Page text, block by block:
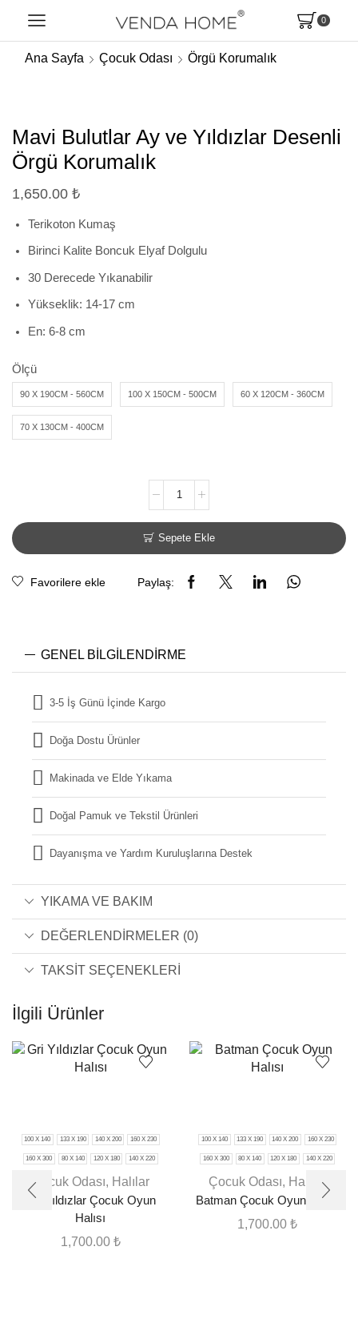
0
Ana Sayfa Çocuk Odası Örgü Korumalık
Mavi Bulutlar Ay ve Yıldızlar Desenli
Örgü Korumalık
1,650.00 ₺
Terikoton Kumaş
Birinci Kalite Boncuk Elyaf Dolgulu
30 Derecede Yıkanabilir
Yükseklik: 14-17 cm
En: 6-8 cm
Ölçü
90 X 190CM - 560CM 100 X 150CM - 500CM 60 X 120CM - 360CM
70 X 130CM - 400CM
Sepete Ekle
Favorilere ekle Paylaş:
GENEL BILGILENDIRME
3-5 İş Günü İçinde Kargo
Doğa Dostu Ürünler
Makinada ve Elde Yıkama
Doğal Pamuk ve Tekstil Ürünleri
Dayanışma ve Yardım Kuruluşlarına Destek
YIKAMA VE BAKIM
DEĞERLENDIRMELER (0)
TAKSIT SEÇENEKLERI
İlgili Ürünler
100 X 140 133 X 190 140 X 200 160 X 230
160 X 300 80 X 140 120 X 180 140 X 220
Çocuk Odası, Halılar
Gri Yıldızlar Çocuk Oyun
Halısı
1,700.00 ₺
100 X 140 133 X 190 140 X 200 160 X 230
160 X 300 80 X 140 120 X 180 140 X 220
Çocuk Odası, Halılar
Batman Çocuk Oyun Halısı
1,700.00₺